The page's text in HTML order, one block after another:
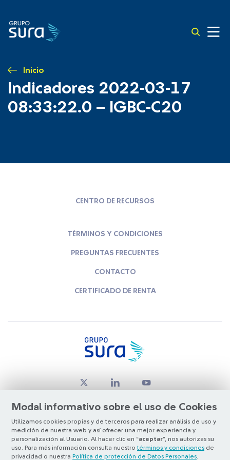
Inicio
Indicadores 2022-03-17
08:33:22.0 – IGBC-C20
Modal informativo sobre el uso de Cookies
Utilizamos cookies propias y de terceros para realizar análisis de uso y
medición de nuestra web y así ofrecer una mejor experiencia y
personalización al Usuario. Al hacer clic en “aceptar”, nos autorizas su
uso. Para más información consulta nuestro términos y condiciones de
privacidad o nuestra Política de protección de Datos Personales
CENTRO DE RECURSOS
TÉRMINOS Y CONDICIONES
PREGUNTAS FRECUENTES
CONTACTO
CERTIFICADO DE RENTA
© Copyright Grupo SURA 2026